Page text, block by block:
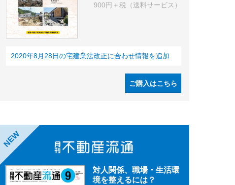
900円＋税（送料サービス）
2020年8月28日の宅建業法改正に合わせ情報を追加
ご購入はこちら
NEW
対人関係、職場・生活環
境を整えるには？